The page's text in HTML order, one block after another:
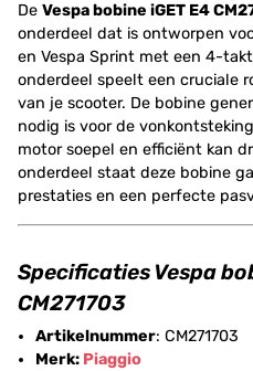
De Vespa bobine iGET E4
onderdeel dat is ontworpen
en Vespa Sprint met een 4-
onderdeel speelt een cruciale
van je scooter. De bobine
nodig is voor de
motor soepel en efficiënt kan
onderdeel staat deze bobine
prestaties en een perfecte
Specificaties Vespa
CM271703
Artikelnummer: CM271703
Merk: Piaggio